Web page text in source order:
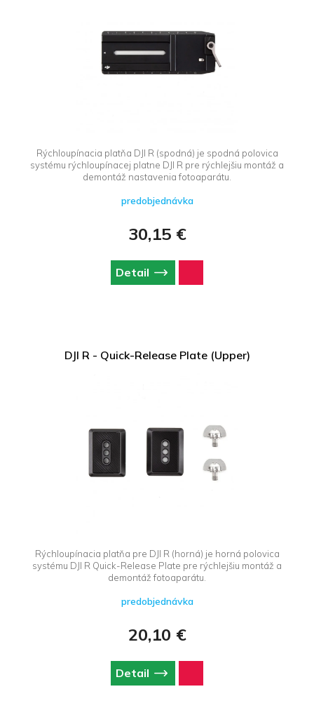
Rýchloupínacia platňa DJI R (spodná) je spodná polovica
systému rýchloupínacej platne DJI R pre rýchlejšiu montáž a
demontáž nastavenia fotoaparátu.
predobjednávka
30,15 €
Detail
DJI R - Quick-Release Plate (Upper)
Rýchloupínacia platňa pre DJI R (horná) je horná polovica
systému DJI R Quick-Release Plate pre rýchlejšiu montáž a
demontáž fotoaparátu.
predobjednávka
20,10 €
Detail